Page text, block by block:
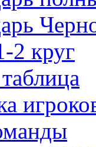
2 круг